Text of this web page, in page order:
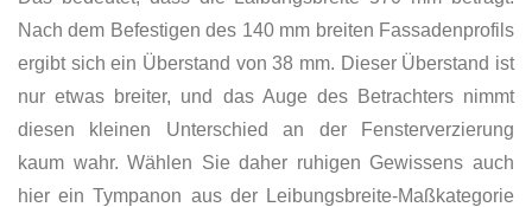
Nach dem Befestigen des 140 mm breiten Fassadenprofils
ergibt sich ein Überstand von 38 mm. Dieser Überstand ist
nur etwas breiter, und das Auge des Betrachters nimmt
diesen kleinen Unterschied an der Fensterverzierung
kaum wahr. Wählen Sie daher ruhigen Gewissens auch
hier ein Tympanon aus der Leibungsbreite-Maßkategorie